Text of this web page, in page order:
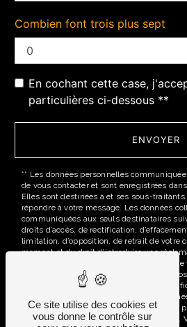
Combien font trois plus sept
En cochant cette case,
particulières ci-dessous **
ENVOYER
** Les données personnelles
de vous contacter et sont enregistrées
Elles sont destinées à et ses sous-
répondre à votre message. Les données
communiquées aux seuls destinataires
droits d’accès, de rectification,
limitation, d’opposition, de retrait de votre
moment et du droit d’introduire une
de contrôle, ainsi que d’organiser le sort
Vous pouvez exercer ces droits par voie
courrier électronique à l'adresse . Un
être demandé. Nous conservons vos
prise de contact puis pendant la durée de
probatoires et de gestion des contentieux.
Ce site utilise des cookies et
vous donne le contrôle sur